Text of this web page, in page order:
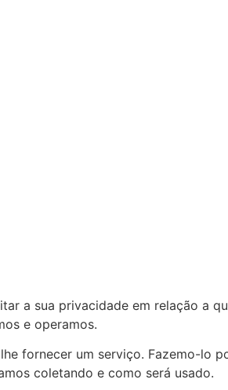
a sua privacidade em relação a
e operamos.
fornecer um serviço. Fazemo-lo
coletando e como será usado.